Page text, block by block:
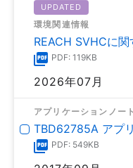
UPDATED
環境関連情報
REACH SVHCに
PDF: 119KB
2026年07月
アプリケーションノート
TBD62785A アプ
PDF: 549KB